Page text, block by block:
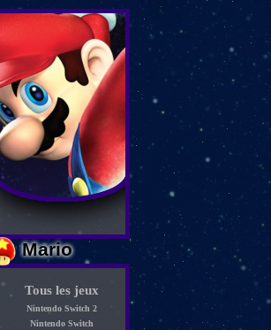
Mario
Tous les jeux
Nintendo Switch 2
Nintendo Switch